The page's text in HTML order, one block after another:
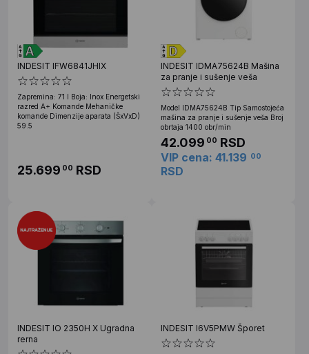
INDESIT IFW6841JHIX
Zapremina: 71 l Boja: Inox Energetski
razred A+ Komande Mehaničke
komande Dimenzije aparata (ŠxVxD)
59.5
25.699 00 RSD
INDESIT IDMA75624B Mašina
za pranje i sušenje veša
Model IDMA75624B Tip Samostojeća
mašina za pranje i sušenje veša Broj
obrtaja 1400 obr/min
42.099 00 RSD
VIP cena: 41.139 00
RSD
INDESIT IO 2350H X Ugradna
rerna
INDESIT I6V5PMW Šporet